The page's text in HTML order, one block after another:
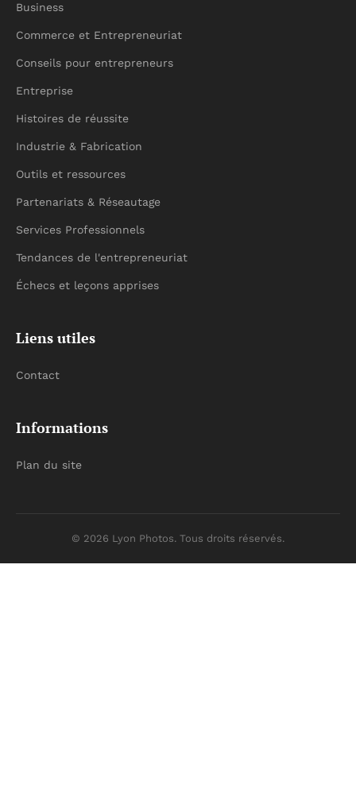
Business
Commerce et Entrepreneuriat
Conseils pour entrepreneurs
Entreprise
Histoires de réussite
Industrie & Fabrication
Outils et ressources
Partenariats & Réseautage
Services Professionnels
Tendances de l'entrepreneuriat
Échecs et leçons apprises
Liens utiles
Contact
Informations
Plan du site
© 2026 Lyon Photos. Tous droits réservés.